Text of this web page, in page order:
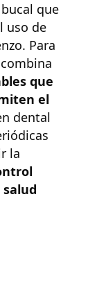
que
uso de
Para
a
que
el
dental
la